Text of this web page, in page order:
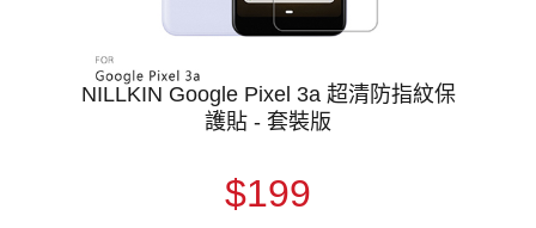
NILLKIN Google Pixel 3a 超清防指紋保
護貼 - 套裝版
$199